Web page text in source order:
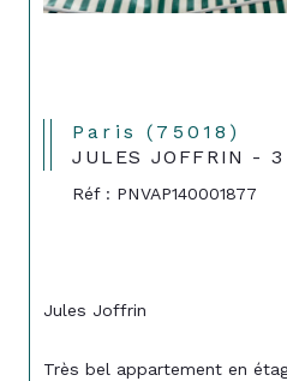
Paris (75018)
JULES JOFFRIN -
Réf : PNVAP140001877
Jules Joffrin
Très bel appartement en